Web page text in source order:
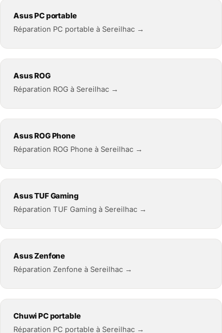
Asus PC portable
Réparation PC portable à Sereilhac →
Asus ROG
Réparation ROG à Sereilhac →
Asus ROG Phone
Réparation ROG Phone à Sereilhac →
Asus TUF Gaming
Réparation TUF Gaming à Sereilhac →
Asus Zenfone
Réparation Zenfone à Sereilhac →
Chuwi PC portable
Réparation PC portable à Sereilhac →